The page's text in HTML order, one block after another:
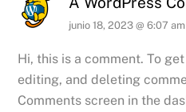
junio 18, 2023 @ 6:07 am
Hi, this is a comment. To
editing, and deleting
Comments screen in the